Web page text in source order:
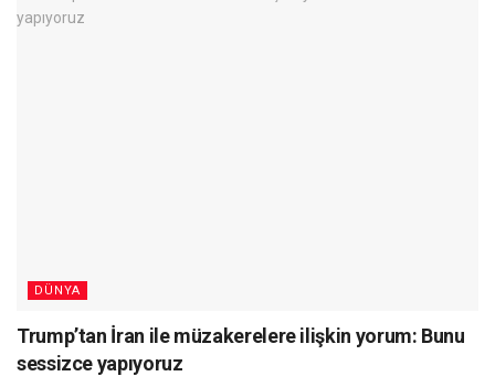
DÜNYA
Trump’tan İran ile müzakerelere ilişkin yorum: Bunu
sessizce yapıyoruz